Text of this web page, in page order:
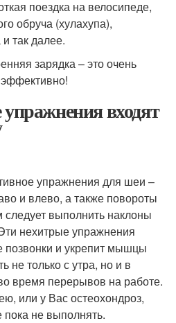
поездка на велосипеде,
обруча (хулахупа),
так далее.
зарядка – это очень
входят
упражнения для шеи –
и влево, а также повороты
выполнить наклоны
нехитрые упражнения
позвонки и укрепит мышцы
только с утра, но и в
время перерывов на работе.
или у Вас остеохондроз,
не выполнять.